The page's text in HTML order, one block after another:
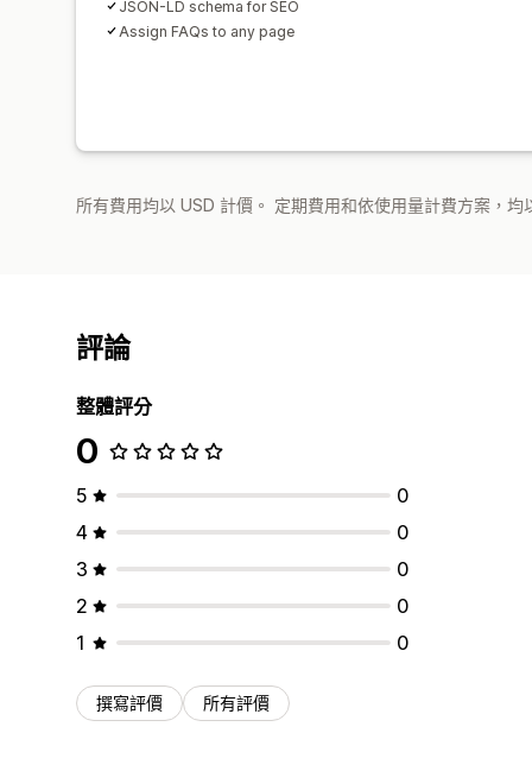
JSON-LD schema for SEO
Assign FAQs to any page
所有費用均以 USD 計價。 定期費用和依使用量計費方案，
評論
整體評分
0
5
0
4
0
3
0
2
0
1
0
撰寫評價 所有評價